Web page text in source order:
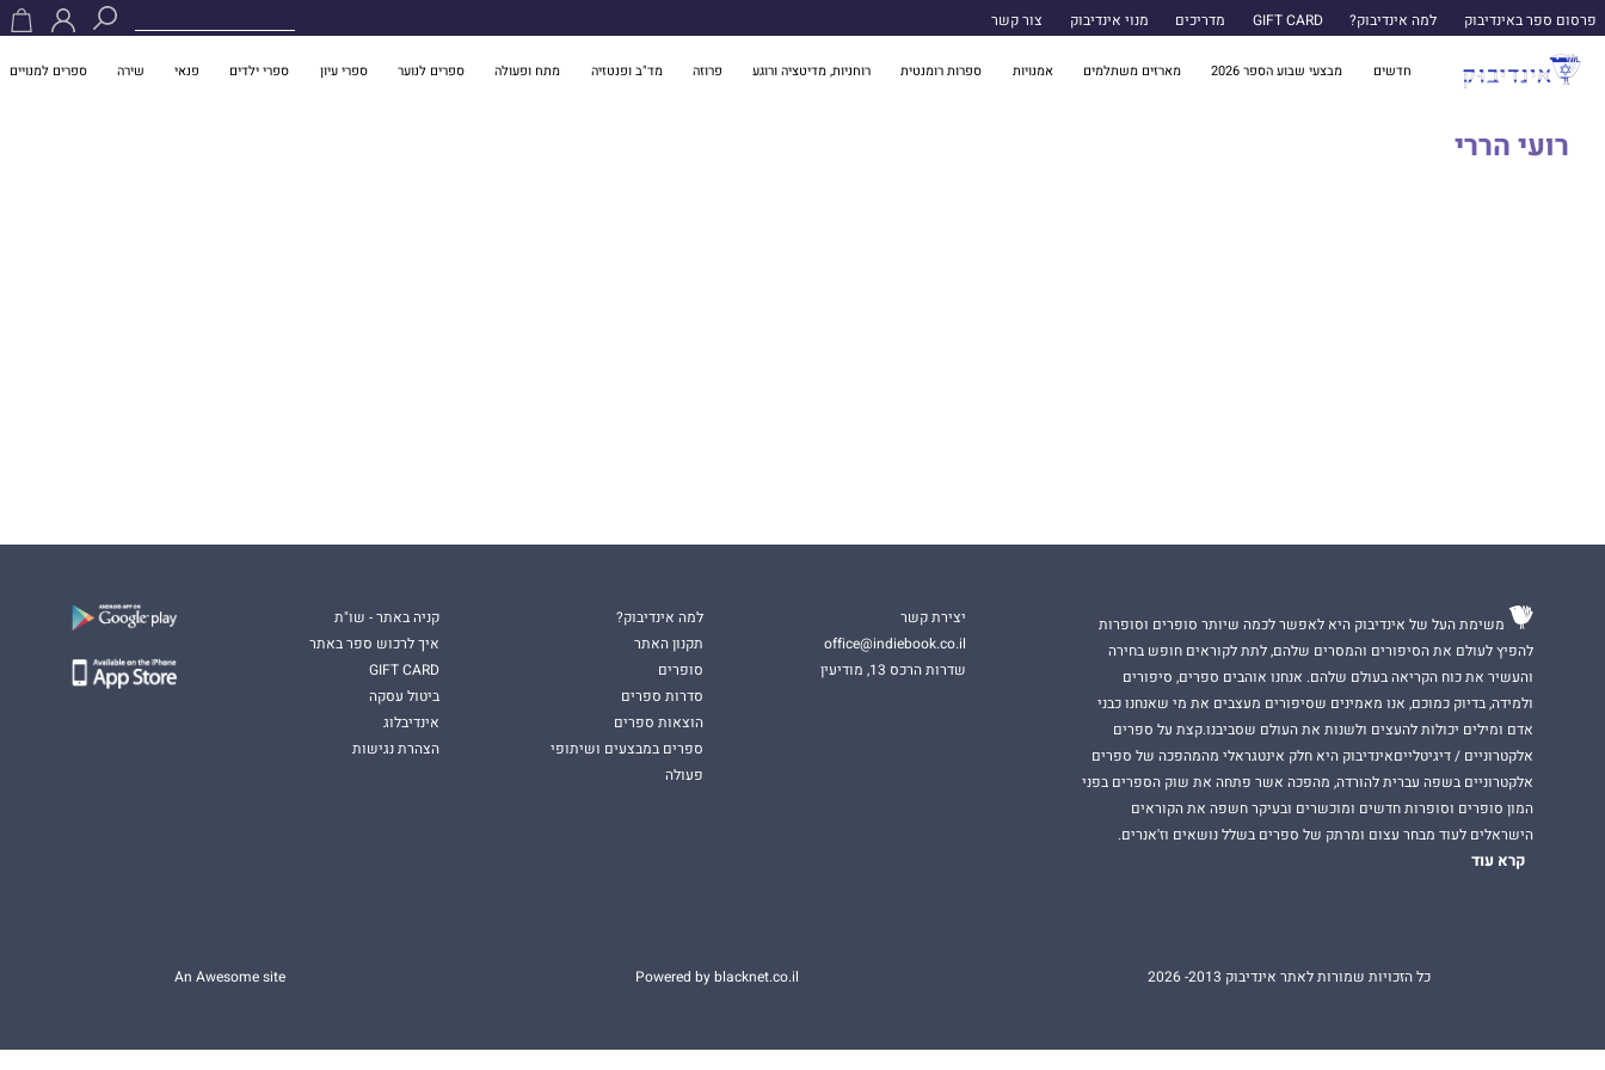
פרסום ספר באינדיבוק למה אינדיבוק? GIFT CARD מדריכים מנוי אינדיבוק צור קשר
חדשים מבצעי שבוע הספר 2026 מארזים משתלמים אמנויות ספרות רומנטית רוחניות, מדיטציה ורוגע פרוזה מד"ב ופנטזיה מתח ופעולה ספרים לנוער ספרי עיון ספרי ילדים פנאי שירה ספרים למנויים
רועי הררי
משימת העל של אינדיבוק היא לאפשר לכמה שיותר סופרים וסופרות
להפיץ לעולם את הסיפורים והמסרים שלהם, לתת לקוראים חופש בחירה
והעשיר את כוח הקריאה בעולם שלהם. אנחנו אוהבים ספרים, סיפורים
ולמידה, בדיוק כמוכם, אנו מאמינים שסיפורים מעצבים את מי שאנחנו כבני
אדם ומילים יכולות להעצים ולשנות את העולם שסביבנו.קצת על ספרים
אלקטרוניים / דיגיטלייםאינדיבוק היא חלק אינטגראלי מהמהפכה של ספרים
אלקטרוניים בשפה עברית להורדה, מהפכה אשר פתחה את שוק הספרים בפני
המון סופרים וסופרות חדשים ומוכשרים ובעיקר חשפה את הקוראים
הישראלים לעוד מבחר עצום ומרתק של ספרים בשלל נושאים וז'אנרים.
קרא עוד
יצירת קשר
office@indiebook.co.il
שדרות הרכס 13, מודיעין
למה אינדיבוק?
תקנון האתר
סופרים
סדרות ספרים
הוצאות ספרים
ספרים במבצעים ושיתופי
פעולה
קניה באתר - שו"ת
איך לרכוש ספר באתר
GIFT CARD
ביטול עסקה
אינדיבלוג
הצהרת נגישות
כל הזכויות שמורות לאתר אינדיבוק 2013- 2026 Powered by blacknet.co.il
An Awesome site